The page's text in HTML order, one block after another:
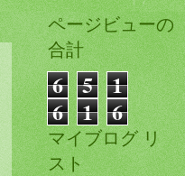
ページビューの
合計
6 5 1
6 1 6
マイブログ リ
スト